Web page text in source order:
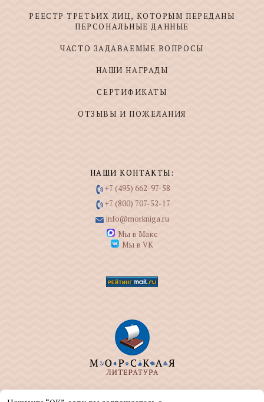
РЕЕСТР ТРЕТЬИХ ЛИЦ, КОТОРЫМ ПЕРЕДАНЫ
ПЕРСОНАЛЬНЫЕ ДАННЫЕ
ЧАСТО ЗАДАВАЕМЫЕ ВОПРОСЫ
НАШИ НАГРАДЫ
СЕРТИФИКАТЫ
ОТЗЫВЫ И ПОЖЕЛАНИЯ
НАШИ КОНТАКТЫ:
+7 (495) 662-97-58
+7 (800) 707-52-17
info@morkniga.ru
Мы в Макс
Мы в VK
ООО "МОРКНИГА" занимается изданием и